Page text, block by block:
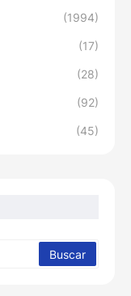
(1994)
(17)
(28)
(92)
(45)